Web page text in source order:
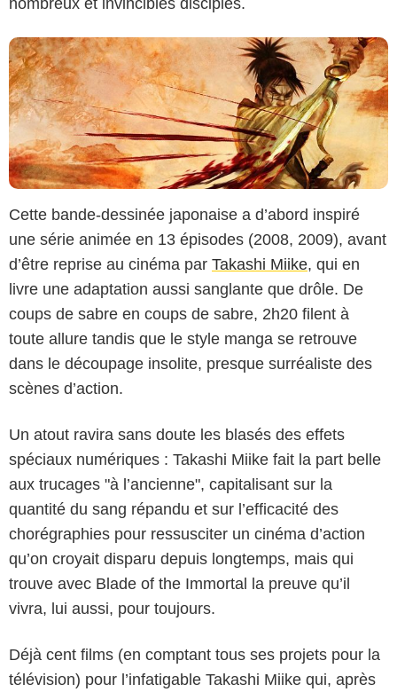
Cette bande-dessinée japonaise a d’abord inspiré
une série animée en 13 épisodes (2008, 2009), avant
d’être reprise au cinéma par Takashi Miike, qui en
livre une adaptation aussi sanglante que drôle. De
coups de sabre en coups de sabre, 2h20 filent à
toute allure tandis que le style manga se retrouve
dans le découpage insolite, presque surréaliste des
scènes d’action.
Un atout ravira sans doute les blasés des effets
spéciaux numériques : Takashi Miike fait la part belle
aux trucages "à l’ancienne", capitalisant sur la
quantité du sang répandu et sur l’efficacité des
chorégraphies pour ressusciter un cinéma d’action
qu’on croyait disparu depuis longtemps, mais qui
trouve avec Blade of the Immortal la preuve qu’il
vivra, lui aussi, pour toujours.
Déjà cent films (en comptant tous ses projets pour la
télévision) pour l’infatigable Takashi Miike qui, après